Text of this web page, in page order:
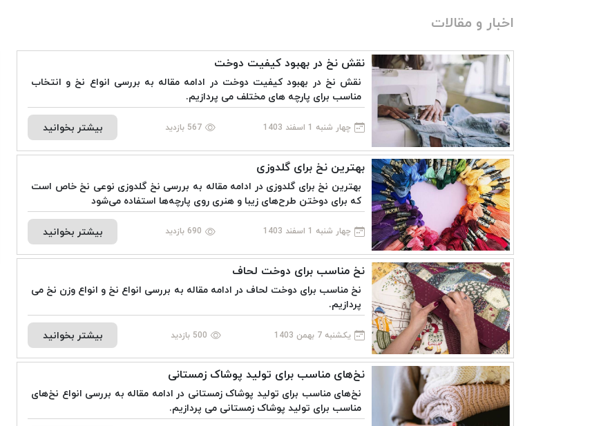
اخبار و مقالات
نقش نخ در بهبود کیفیت دوخت
نقش نخ در بهبود کیفیت دوخت در ادامه مقاله به بررسی انواع نخ و انتخاب
مناسب برای پارچه های مختلف می پردازیم.
چهار شنبه 1 اسفند 1403 567 بازدید بیشتر بخوانید
بهترین نخ برای گلدوزی
بهترین نخ برای گلدوزی در ادامه مقاله به بررسی نخ گلدوزی نوعی نخ خاص است
که برای دوختن طرح‌های زیبا و هنری روی پارچه‌ها استفاده می‌شود
چهار شنبه 1 اسفند 1403 690 بازدید بیشتر بخوانید
نخ مناسب برای دوخت لحاف
نخ مناسب برای دوخت لحاف در ادامه مقاله به بررسی انواع نخ و انواع وزن نخ می
پردازیم.
یکشنبه 7 بهمن 1403 500 بازدید بیشتر بخوانید
نخ‌های مناسب برای تولید پوشاک زمستانی
نخ‌های مناسب برای تولید پوشاک زمستانی در ادامه مقاله به بررسی انواع نخ‌های
مناسب برای تولید پوشاک زمستانی می پردازیم.